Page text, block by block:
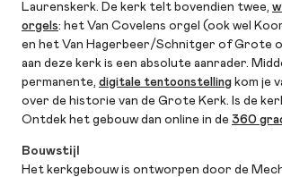
Laurenskerk. De kerk telt bovendien twee,
orgels: het Van Covelens orgel (ook wel
en het Van Hagerbeer/Schnitger of Grote
aan deze kerk is een absolute aanrader.
permanente, digitale tentoonstelling kom je
over de historie van de Grote Kerk. Is de
Ontdek het gebouw dan online in de 360
Bouwstijl
Het kerkgebouw is ontworpen door de